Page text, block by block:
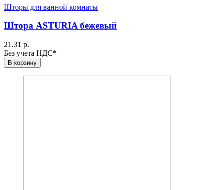
Шторы для ванной комнаты
Штора ASTURIA бежевый
21.31 р.
Без учета НДС*
В корзину